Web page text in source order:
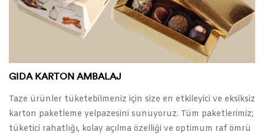
GIDA KARTON AMBALAJ
Taze ürünler tüketebilmeniz için size en etkileyici ve eksiksiz
karton paketleme yelpazesini sunuyoruz. Tüm paketlerimiz;
tüketici rahatlığı, kolay açılma özelliği ve optimum raf ömrü